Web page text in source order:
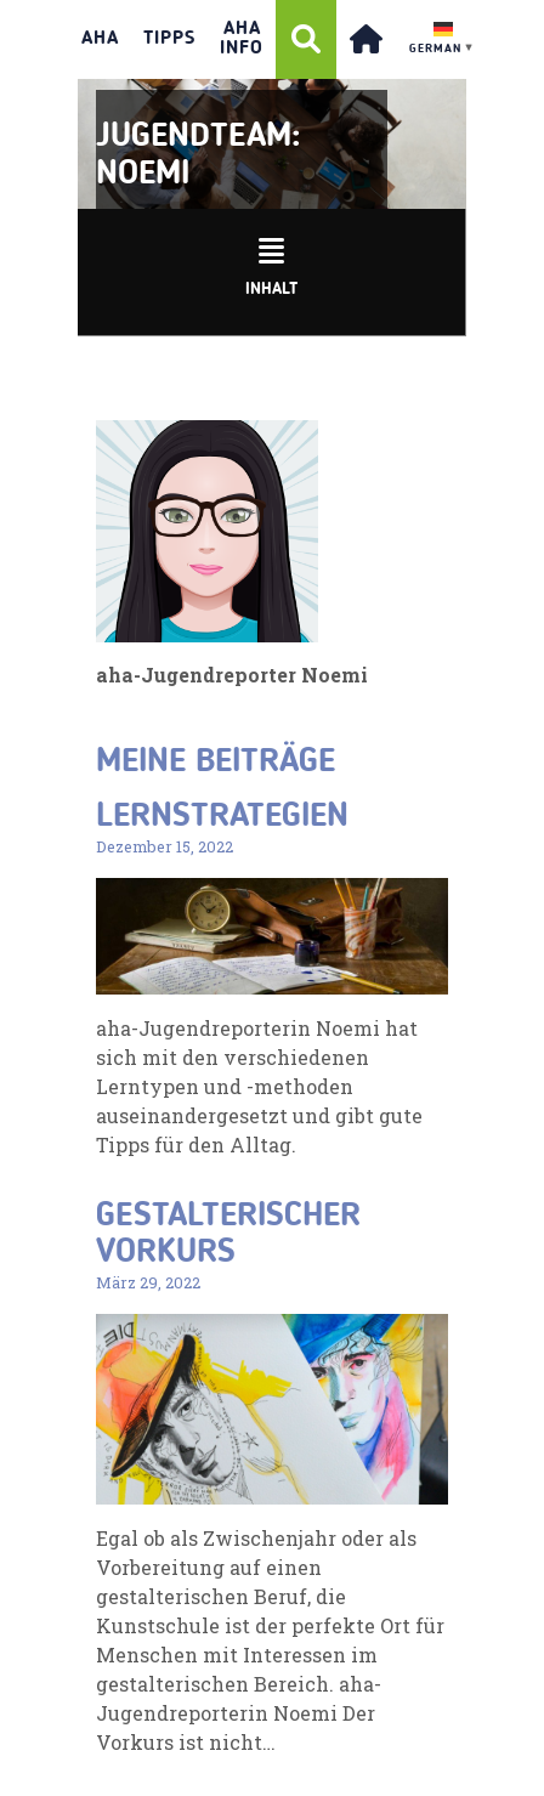
AHA TIPPS
AHA
INFO
GERMAN ▼
JUGENDTEAM:
NOEMI
INHALT
aha-Jugendreporter Noemi
MEINE BEITRÄGE
LERNSTRATEGIEN
Dezember 15, 2022
aha-Jugendreporterin Noemi hat
sich mit den verschiedenen
Lerntypen und -methoden
auseinandergesetzt und gibt gute
Tipps für den Alltag.
GESTALTERISCHER
VORKURS
März 29, 2022
Egal ob als Zwischenjahr oder als
Vorbereitung auf einen
gestalterischen Beruf, die
Kunstschule ist der perfekte Ort für
Menschen mit Interessen im
gestalterischen Bereich. aha-
Jugendreporterin Noemi Der
Vorkurs ist nicht…